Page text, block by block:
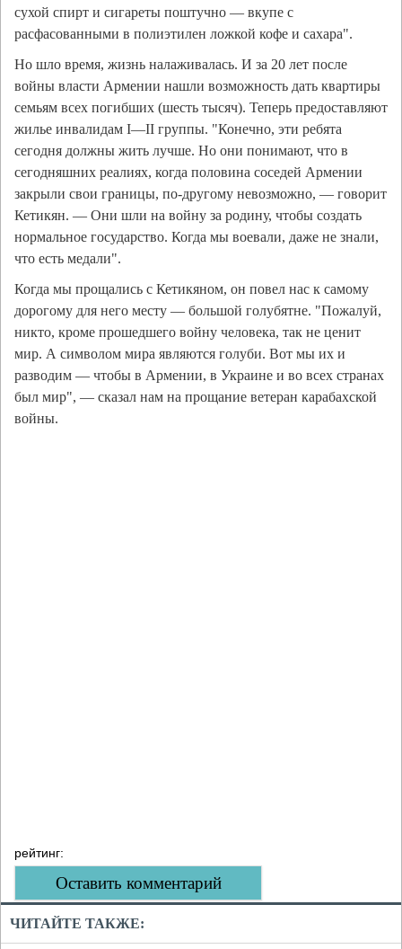
сухой спирт и сигареты поштучно — вкупе с
расфасованными в полиэтилен ложкой кофе и сахара".
Но шло время, жизнь налаживалась. И за 20 лет после
войны власти Армении нашли возможность дать квартиры
семьям всех погибших (шесть тысяч). Теперь предоставляют
жилье инвалидам I—II группы. "Конечно, эти ребята
сегодня должны жить лучше. Но они понимают, что в
сегодняшних реалиях, когда половина соседей Армении
закрыли свои границы, по-другому невозможно, — говорит
Кетикян. — Они шли на войну за родину, чтобы создать
нормальное государство. Когда мы воевали, даже не знали,
что есть медали".
Когда мы прощались с Кетикяном, он повел нас к самому
дорогому для него месту — большой голубятне. "Пожалуй,
никто, кроме прошедшего войну человека, так не ценит
мир. А символом мира являются голуби. Вот мы их и
разводим — чтобы в Армении, в Украине и во всех странах
был мир", — сказал нам на прощание ветеран карабахской
войны.
рейтинг:
Оставить комментарий
ЧИТАЙТЕ ТАКЖЕ: